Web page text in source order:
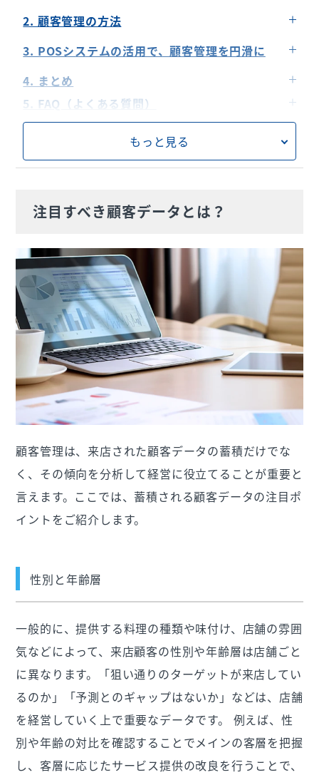
性別と年齢層
2. 顧客管理の方法
エクセルを活用する
会計ソフトを活用する
3. POSシステムの活用で、顧客管理を円滑に
過去の喫食データを活用したワンランク上のサー
ビス対応
常連顧客の把握やポイント制度の連携
分析機能による売上管理と利益改善
4. まとめ
5. FAQ（よくある質問）
蓄積した顧客データはどのように活用できるの
か？
もっと見る
注目すべき顧客データとは？
顧客管理は、来店された顧客データの蓄積だけでな
く、その傾向を分析して経営に役立てることが重要と
言えます。ここでは、蓄積される顧客データの注目ポ
イントをご紹介します。
性別と年齢層
一般的に、提供する料理の種類や味付け、店舗の雰囲
気などによって、来店顧客の性別や年齢層は店舗ごと
に異なります。「狙い通りのターゲットが来店してい
るのか」「予測とのギャップはないか」などは、店舗
を経営していく上で重要なデータです。 例えば、性
別や年齢の対比を確認することでメインの客層を把握
し、客層に応じたサービス提供の改良を行うことで、